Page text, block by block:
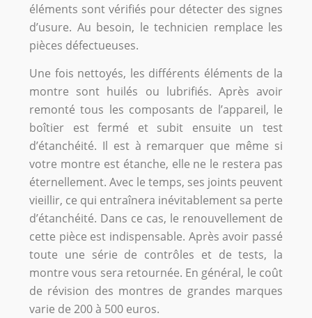
éléments sont vérifiés pour détecter des signes
d’usure. Au besoin, le technicien remplace les
pièces défectueuses.
Une fois nettoyés, les différents éléments de la
montre sont huilés ou lubrifiés. Après avoir
remonté tous les composants de l’appareil, le
boîtier est fermé et subit ensuite un test
d’étanchéité. Il est à remarquer que même si
votre montre est étanche, elle ne le restera pas
éternellement. Avec le temps, ses joints peuvent
vieillir, ce qui entraînera inévitablement sa perte
d’étanchéité. Dans ce cas, le renouvellement de
cette pièce est indispensable. Après avoir passé
toute une série de contrôles et de tests, la
montre vous sera retournée. En général, le coût
de révision des montres de grandes marques
varie de 200 à 500 euros.